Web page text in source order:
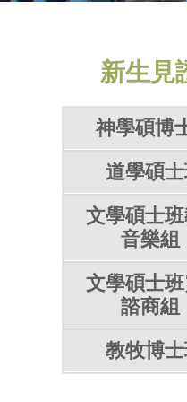
新生見
神學碩博
道學碩
文學碩士
音樂組
文學碩士
諮商組
教牧博